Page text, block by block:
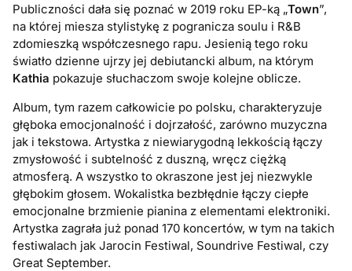
Publiczności dała się poznać w 2019 roku EP-ką „Town”,
na której miesza stylistykę z pogranicza soulu i R&B
zdomieszką współczesnego rapu. Jesienią tego roku
światło dzienne ujrzy jej debiutancki album, na którym
Kathia pokazuje słuchaczom swoje kolejne oblicze.
Album, tym razem całkowicie po polsku, charakteryzuje
głęboka emocjonalność i dojrzałość, zarówno muzyczna
jak i tekstowa. Artystka z niewiarygodną lekkością łączy
zmysłowość i subtelność z duszną, wręcz ciężką
atmosferą. A wszystko to okraszone jest jej niezwykle
głębokim głosem. Wokalistka bezbłędnie łączy ciepłe
emocjonalne brzmienie pianina z elementami elektroniki.
Artystka zagrała już ponad 170 koncertów, w tym na takich
festiwalach jak Jarocin Festiwal, Soundrive Festiwal, czy
Great September.